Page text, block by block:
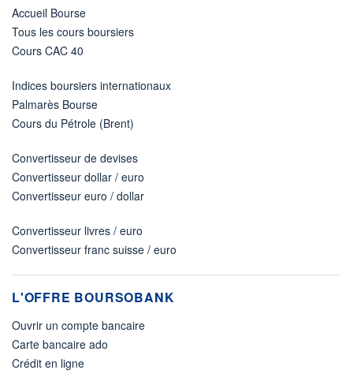
Accueil Bourse
Tous les cours boursiers
Cours CAC 40
Indices boursiers internationaux
Palmarès Bourse
Cours du Pétrole (Brent)
Convertisseur de devises
Convertisseur dollar / euro
Convertisseur euro / dollar
Convertisseur livres / euro
Convertisseur franc suisse / euro
L'OFFRE BOURSOBANK
Ouvrir un compte bancaire
Carte bancaire ado
Crédit en ligne